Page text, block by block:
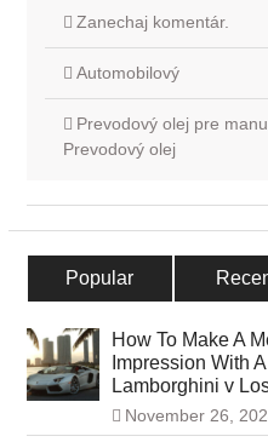
Zanechaj komentár.
Automobilový
Prevodový olej pre
Prevodový olej
Popular
How To Make A
Impression With
Lamborghini v
November 26,